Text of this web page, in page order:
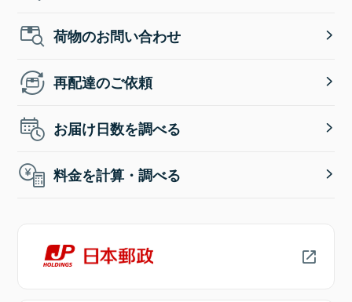
荷物のお問い合わせ
再配達のご依頼
お届け日数を調べる
料金を計算・調べる